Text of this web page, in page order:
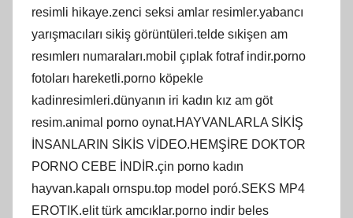
resimli hikaye.zenci seksi amlar resimler.yabancı
yarışmacıları sikiş görüntüleri.telde sıkişen am
resımlerı numaraları.mobil çıplak fotraf indir.porno
fotoları hareketli.porno köpekle
kadinresimleri.dünyanın iri kadın kız am göt
resim.animal porno oynat.HAYVANLARLA SİKİŞ
İNSANLARIN SİKİS VİDEO.HEMŞİRE DOKTOR
PORNO CEBE İNDİR.çin porno kadın
hayvan.kapalı ornspu.top model poró.SEKS MP4
EROTIK.elit türk amcıklar.porno indir beles